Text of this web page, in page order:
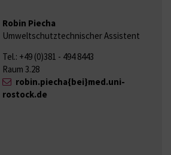
Robin Piecha
Umweltschutztechnischer Assistent
Tel.: +49 (0)381 - 494 8443
Raum 3.28
robin.piecha{bei}med.uni-
rostock.de